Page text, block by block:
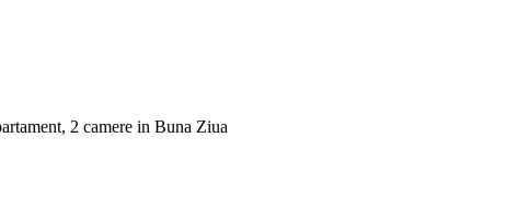
2 camere in Buna Ziua